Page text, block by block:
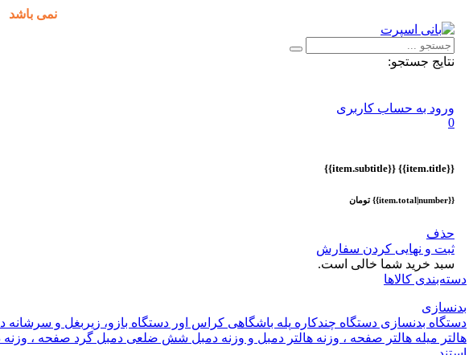
نمی باشد
نتایج جستجو:
ورود به حساب کاربری
0
{{item.title}}
{{item.subtitle}}
{{item.total|number}} تومان
حذف
ثبت و نهایی کردن سفارش
سبد خرید شما خالی است.
دسته‌بندی کالاها
بدنسازی
دستگاه بدنسازی دستگاه چندکاره پله باشگاهی کراس اور دستگاه بازو، زیربغل و سرشانه
هالتر میله هالتر صفحه ، وزنه هالتر دمبل و وزنه دمبل شش ضلعی دمبل گرد صفحه ، وزنه